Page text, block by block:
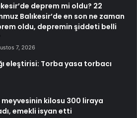
deprem mi oldu? 22
Balıkesir’de en son ne zaman
oldu, depremin şiddeti belli
7, 2026
eleştirisi: Torba yasa torbacı
meyvesinin kilosu 300 liraya
emekli isyan etti